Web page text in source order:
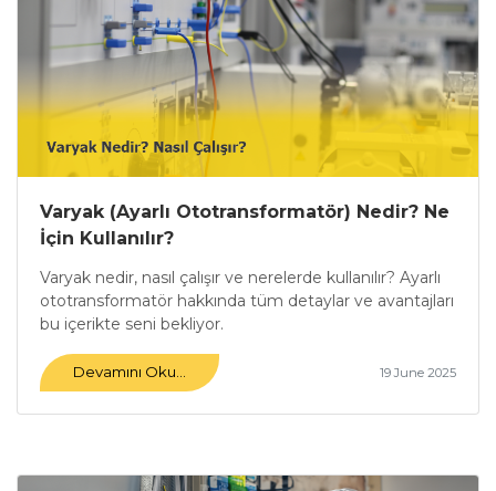
Varyak (Ayarlı Ototransformatör) Nedir? Ne
İçin Kullanılır?
Varyak nedir, nasıl çalışır ve nerelerde kullanılır? Ayarlı
ototransformatör hakkında tüm detaylar ve avantajları
bu içerikte seni bekliyor.
Devamını Oku... 19 June 2025